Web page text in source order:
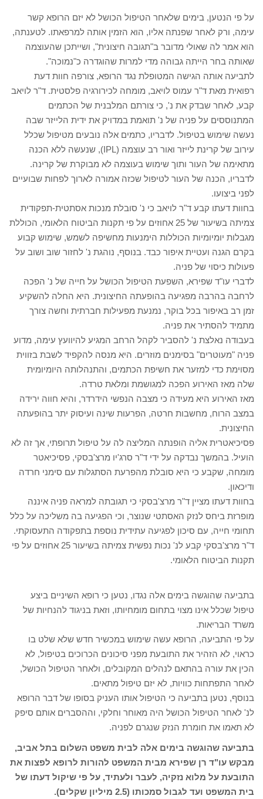
על פי הנטען, בימים שלאחר הטיפול הכושל לא יזם הרופא קשר
עימה, ורק לאחר שפנתה אליו, הוא הזמין אותה למרפאתו. לטענתה,
הוא אמר לה שאולי מדובר ב"תגובה חיצונית", ושייתכן שהעוצמה
שאותה בחר הייתה גבוהה מדי למרות שהוגדרה כ"נמוכה".
לתביעה אותה הגישה המטופלת נגד הרופא, צורפה חוות דעת
רפואית מאת ד"ר עמוס לויאב, מומחה לכירורגיה פלסטית. ד"ר לויאב
קבע, לאחר שבדק את נ', כי צורתם המלבנית של הכתמים
המתנוססים על פניה של נ' תואמת במדויק את ידית הלייזר שבה
נעשה שימוש בטיפול. לדבריו, כתמים אלה נובעים מטיפול שכלל
עירוב של קרינת לייזר ואור רב עוצמה (IPL), שנעשה ללא הכנה
מתאימה של העור ותוך שימוש בעוצמה לא מבוקרת של קרינה.
לדבריו, הכנה של העור לטיפול שכזה אמורה לארוך לפחות שבועיים
לפני ביצועו.
בחוות דעתו קבע ד"ר לויאב כי נ' סובלת מנכות אסתטית-תפקודית
צמיתה בשיעור של 25 אחוזים על פי תקנות הביטוח הלאומי, הכוללת
מגבלות יומיומיות הכוללות הימנעות מחשיפה לשמש, שימוש קבוע
בקרם הגנה ועטיית איפור כבד. בנוסף, נוהגת נ' לחזור שוב ושוב על
פעולות כיסוי של פניה.
לדברי עו"ד שפירא, השפעת הטיפול הכושל על חייה של נ' הפכה
לרחבה בהרבה מפגיעה בהופעתה החיצונית. היא החלה להשקיע
זמן רב באיפור בכל בוקר, נמנעת מפעילות חברתית וחשה צורך
מתמיד להסתיר את פניה.
בעבודה נאלצת נ' להסביר לקהל הרחב המגיע להיוועץ עימה, מדוע
פניה "מעוטרים" בסימנים מוזרים. היא מנסה להקפיד לשבת בזווית
מסוימת כדי למזער את חשיפת הכתמים, והתנהלותה היומיומית
שלה מאז האירוע הפכה למגושמת ומלאת טרדה.
מאז האירוע היא מעידה כי מצבה הנפשי הידרדר, והיא חווה ירידה
במצב הרוח, מחשבות חרטה, הפרעות שינה ועיסוק יתר בהופעתה
החיצונית.
פסיכיאטרית אליה הופנתה המליצה לה על טיפול תרופתי, אך זה לא
הועיל. בהמשך נבדקה על ידי ד"ר סרג'יו מרצ'בסקי, פסיכיאטר
מומחה, שקבע כי היא סובלת מהפרעת הסתגלות עם סימני חרדה
ודיכאון.
בחוות דעתו מציין ד"ר מרצ'בסקי כי תגובתה למראה פניה איננה
מופרזת ביחס לנזק האסתטי שנוצר, וכי הפגיעה בה משליכה על כלל
תחומי חייה, עם סיכון לפגיעה עתידית נוספת בתפקודה התעסוקתי.
ד"ר מרצ'בסקי קבע לנ' נכות נפשית צמיתה בשיעור 25 אחוזים על פי
תקנות הביטוח הלאומי.
בתביעה שהוגשה בימים אלה נגדו, נטען כי רופא השיניים ביצע
טיפול שכלל אינו מצוי בתחום מומחיותו, וזאת בניגוד להנחיות של
משרד הבריאות.
על פי התביעה, הרופא עשה שימוש במכשיר חדש שלא שלט בו
כראוי, לא הזהיר את התובעת מפני סיכונים הכרוכים בטיפול, לא
הכין את עורה בהתאם לנהלים המקובלים, ולאחר הטיפול הכושל,
לאחר התפתחות כוויות, לא יזם טיפול מתאים.
בנוסף, נטען בתביעה כי הטיפול אותו העניק בסופו של דבר הרופא
לנ' לאחר הטיפול הכושל היה מאוחר וחלקי, וההסברים אותם סיפק
לא תאמו את חומרת הנזק שנגרם לפניה.
בתביעה שהוגשה בימים אלה לבית משפט השלום בתל אביב,
מבקש עו"ד רן שפירא מבית המשפט להורות לרופא לפצות את
התובעת על מלוא נזקיה, לעבר ולעתיד, על פי שיקול דעתו של
בית המשפט ועד לגבול סמכותו (2.5 מיליון שקלים).